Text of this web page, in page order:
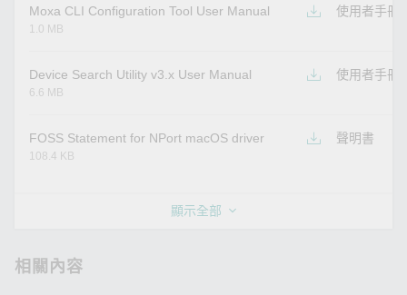
Moxa CLI Configuration Tool User Manual
1.0 MB
使用者手冊
Device Search Utility v3.x User Manual
6.6 MB
使用者手冊
FOSS Statement for NPort macOS driver
108.4 KB
聲明書
顯示全部
相關內容